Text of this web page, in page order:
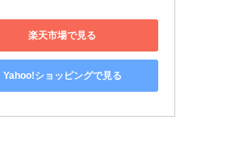
楽天市場で見る
Yahoo!ショッピングで見る